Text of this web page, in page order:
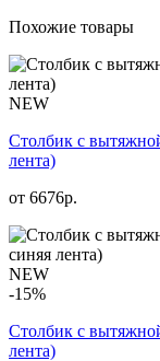
Похожие товары
NEW
Столбик с
лента)
от 6676р.
NEW
-15%
Столбик с
лента)